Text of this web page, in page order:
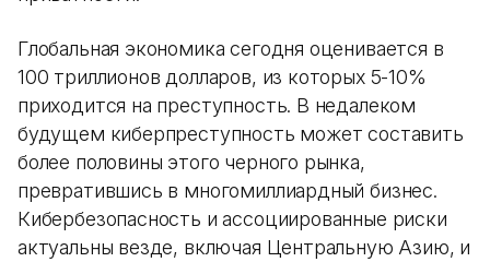
Глобальная экономика сегодня оценивается в
100 триллионов долларов, из которых 5-10%
приходится на преступность. В недалеком
будущем киберпреступность может составить
более половины этого черного рынка,
превратившись в многомиллиардный бизнес.
Кибербезопасность и ассоциированные риски
актуальны везде, включая Центральную Азию, и